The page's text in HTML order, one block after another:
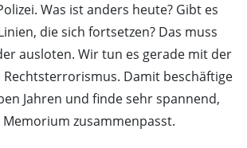
Was ist anders heute? Gibt es
die sich fortsetzen? Das muss
ausloten. Wir tun es gerade mit der
Rechtsterrorismus. Damit beschäftige
Jahren und finde sehr spannend,
zusammenpasst.